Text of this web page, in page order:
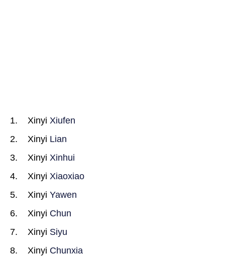
Xinyi Xiufen
Xinyi Lian
Xinyi Xinhui
Xinyi Xiaoxiao
Xinyi Yawen
Xinyi Chun
Xinyi Siyu
Xinyi Chunxia